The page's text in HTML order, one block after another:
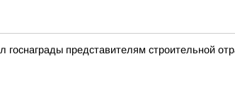
госнаграды представителям строительной